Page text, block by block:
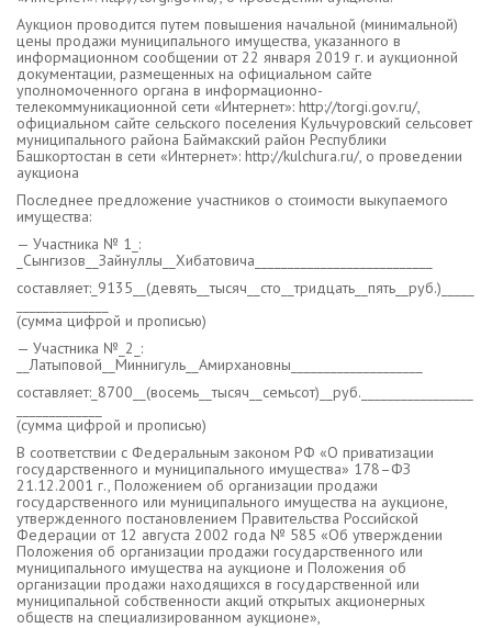
Аукцион проводится путем повышения начальной (минимальной)
цены продажи муниципального имущества, указанного в
информационном сообщении от 22 января 2019 г. и аукционной
документации, размещенных на официальном сайте
уполномоченного органа в информационно-
телекоммуникационной сети «Интернет»: http://torgi.gov.ru/,
официальном сайте сельского поселения Кульчуровский сельсовет
муниципального района Баймакский район Республики
Башкортостан в сети «Интернет»: http://kulchura.ru/, о проведении
аукциона
Последнее предложение участников о стоимости выкупаемого
имущества:
— Участника № 1_:
_Сынгизов__Зайнуллы__Хибатовича___________________________
составляет:_9135__(девять__тысяч__сто__тридцать__пять__руб.)_____
(сумма цифрой и прописью)
— Участника №_2_:
__Латыповой__Миннигуль__Амирхановны____________________
составляет:_8700__(восемь__тысяч__семьсот)__руб._________________
(сумма цифрой и прописью)
В соответствии с Федеральным законом РФ «О приватизации
государственного и муниципального имущества» 178–ФЗ
21.12.2001 г., Положением об организации продажи
государственного или муниципального имущества на аукционе,
утвержденного постановлением Правительства Российской
Федерации от 12 августа 2002 года № 585 «Об утверждении
Положения об организации продажи государственного или
муниципального имущества на аукционе и Положения об
организации продажи находящихся в государственной или
муниципальной собственности акций открытых акционерных
обществ на специализированном аукционе»,